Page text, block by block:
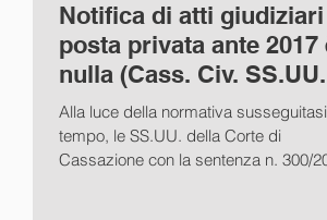
Notifica di atti giudiziari
posta privata ante 2017
nulla (Cass. Civ. SS.UU.
sent. 10/01/2020
Alla luce della normativa susseguitasi
tempo, le SS.UU. della Corte di
Cassazione con la sentenza n. 300/